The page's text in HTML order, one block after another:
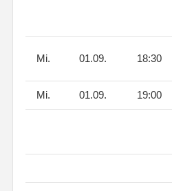
Mi. 01.09. 18:30
Mi. 01.09. 19:00